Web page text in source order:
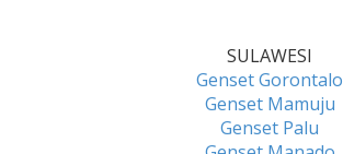
SULAWESI
Genset Gorontalo
Genset Mamuju
Genset Palu